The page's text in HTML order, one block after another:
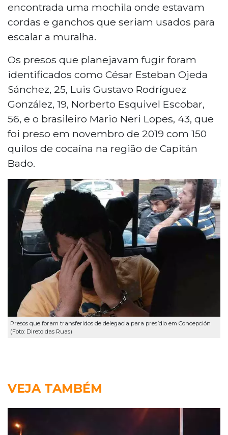
encontrada uma mochila onde estavam
cordas e ganchos que seriam usados para
escalar a muralha.
Os presos que planejavam fugir foram
identificados como César Esteban Ojeda
Sánchez, 25, Luis Gustavo Rodríguez
González, 19, Norberto Esquivel Escobar,
56, e o brasileiro Mario Neri Lopes, 43, que
foi preso em novembro de 2019 com 150
quilos de cocaína na região de Capitán
Bado.
Presos que foram transferidos de delegacia para presídio em Concepción
(Foto: Direto das Ruas)
VEJA TAMBÉM